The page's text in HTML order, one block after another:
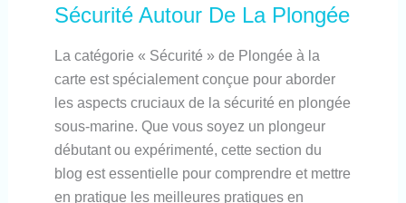
Sécurité Autour De La Plongée
La catégorie « Sécurité » de Plongée à la
carte est spécialement conçue pour aborder
les aspects cruciaux de la sécurité en plongée
sous-marine. Que vous soyez un plongeur
débutant ou expérimenté, cette section du
blog est essentielle pour comprendre et mettre
en pratique les meilleures pratiques en